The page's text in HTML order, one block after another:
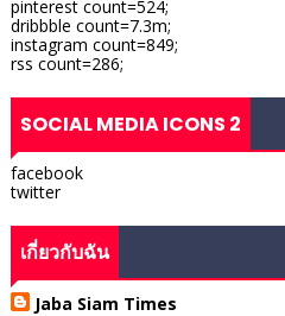
pinterest count=524;
dribbble count=7.3m;
instagram count=849;
rss count=286;
SOCIAL MEDIA ICONS 2
facebook
twitter
เกี่ยวกับฉัน
Jaba Siam Times